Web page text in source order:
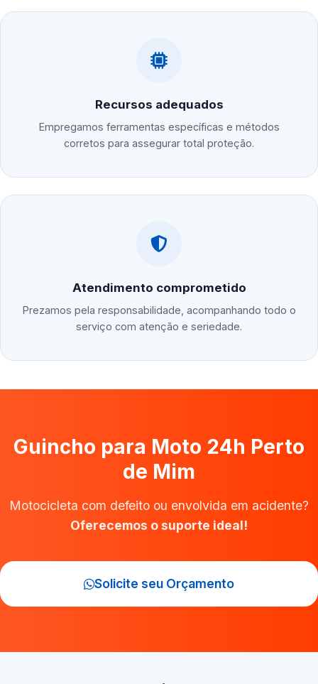
Recursos adequados
Empregamos ferramentas específicas e métodos
corretos para assegurar total proteção.
Atendimento comprometido
Prezamos pela responsabilidade, acompanhando todo o
serviço com atenção e seriedade.
Guincho para Moto 24h Perto
de Mim
Motocicleta com defeito ou envolvida em acidente?
Oferecemos o suporte ideal!
Solicite seu Orçamento